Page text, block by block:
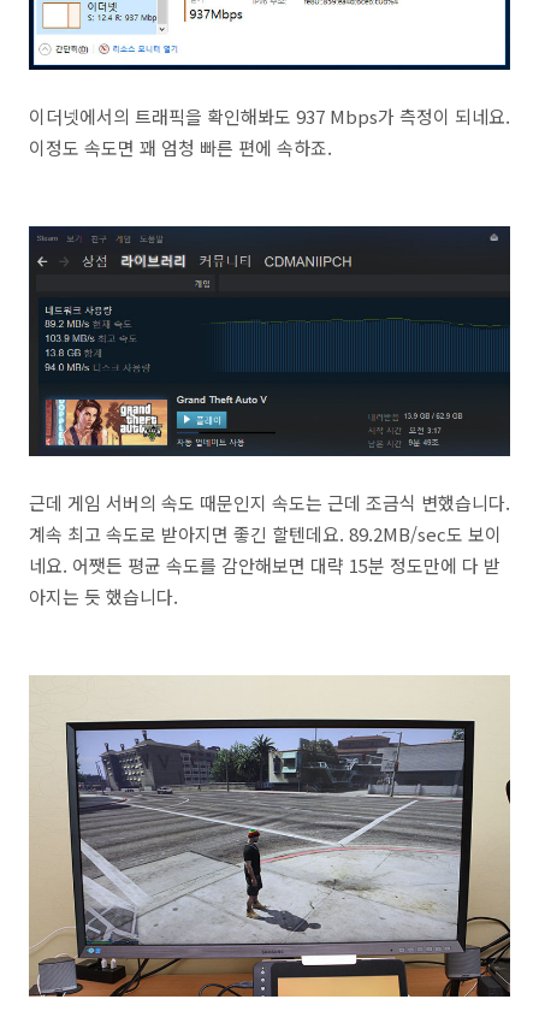
이더넷에서의 트래픽을 확인해봐도 937 Mbps가 측정이 되네요.
이정도 속도면 꽤 엄청 빠른 편에 속하죠.
근데 게임 서버의 속도 때문인지 속도는 근데 조금식 변했습니다.
계속 최고 속도로 받아지면 좋긴 할텐데요. 89.2MB/sec도 보이
네요. 어쨋든 평균 속도를 감안해보면 대략 15분 정도만에 다 받
아지는 듯 했습니다.